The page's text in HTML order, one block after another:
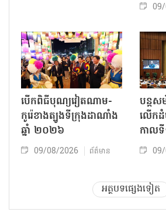
បើកពិធីបុណ្យវៀតណាម-
កូរ៉េខាងត្បូងទីក្រុងដាណាំង
ឆ្នាំ ២០២៦
09/08/2026 ព័ត៌មាន
បន្តស
លើកដំ
កាល
អត្ថបទផ្សេងទៀត